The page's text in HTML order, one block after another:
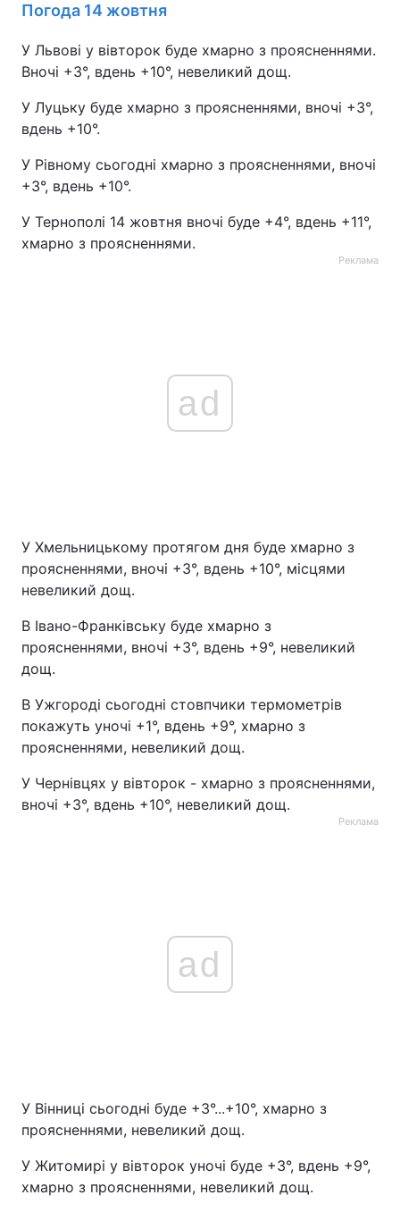
Погода 14 жовтня
У Львові у вівторок буде хмарно з проясненнями.
Вночі +3°, вдень +10°, невеликий дощ.
У Луцьку буде хмарно з проясненнями, вночі +3°,
вдень +10°.
У Рівному сьогодні хмарно з проясненнями, вночі
+3°, вдень +10°.
У Тернополі 14 жовтня вночі буде +4°, вдень +11°,
хмарно з проясненнями.
Реклама
ad
У Хмельницькому протягом дня буде хмарно з
проясненнями, вночі +3°, вдень +10°, місцями
невеликий дощ.
В Івано-Франківську буде хмарно з
проясненнями, вночі +3°, вдень +9°, невеликий
дощ.
В Ужгороді сьогодні стовпчики термометрів
покажуть уночі +1°, вдень +9°, хмарно з
проясненнями, невеликий дощ.
У Чернівцях у вівторок - хмарно з проясненнями,
вночі +3°, вдень +10°, невеликий дощ.
Реклама
ad
У Вінниці сьогодні буде +3°...+10°, хмарно з
проясненнями, невеликий дощ.
У Житомирі у вівторок уночі буде +3°, вдень +9°,
хмарно з проясненнями, невеликий дощ.